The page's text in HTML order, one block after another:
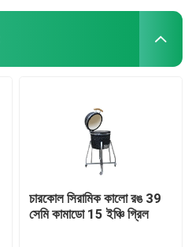
চারকোল সিরামিক কালো রঙ 39
সেমি কামাডো 15 ইঞ্চি গ্রিল